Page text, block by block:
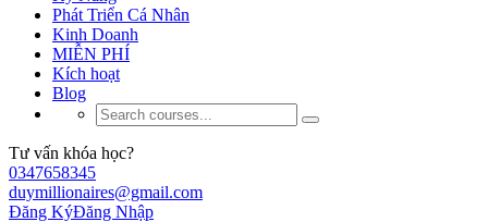
Phát Triển Cá Nhân
Kinh Doanh
MIỄN PHÍ
Kích hoạt
Blog
Tư vấn khóa học?
0347658345
duymillionaires@gmail.com
Đăng KýĐăng Nhập